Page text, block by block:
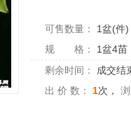
可售数量： 1盆(件)
规 格：
1盆4苗
剩余时间：
成交结
出 价 数：
1次，